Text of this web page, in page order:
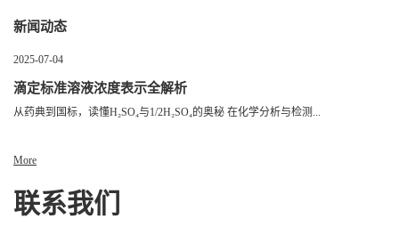
新闻动态
2025-07-04
滴定标准溶液浓度表示全解析
从药典到国标，读懂H₂SO₄与1/2H₂SO₄的奥秘 在化学分析与检测...
More
联系我们